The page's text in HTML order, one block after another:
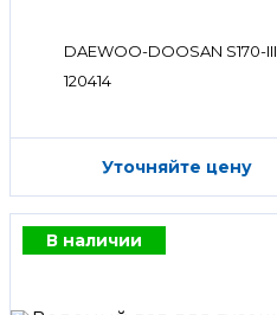
DAEWOO-DOOSAN S170-III
120414
Уточняйте цену
В наличии